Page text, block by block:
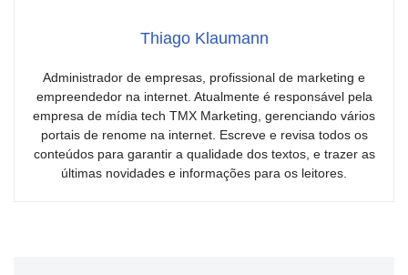
Thiago Klaumann
Administrador de empresas, profissional de marketing e
empreendedor na internet. Atualmente é responsável pela
empresa de mídia tech TMX Marketing, gerenciando vários
portais de renome na internet. Escreve e revisa todos os
conteúdos para garantir a qualidade dos textos, e trazer as
últimas novidades e informações para os leitores.